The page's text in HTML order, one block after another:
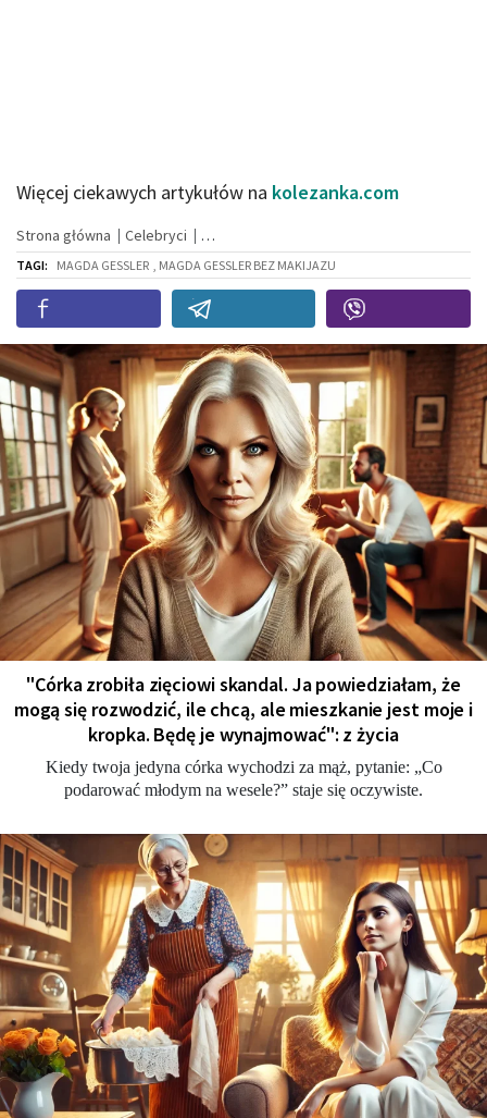
Więcej ciekawych artykułów na kolezanka.com
Strona główna Celebryci
TAGI: MAGDA GESSLER , MAGDA GESSLER BEZ MAKIJAZU
"Córka zrobiła zięciowi skandal. Ja powiedziałam, że
mogą się rozwodzić, ile chcą, ale mieszkanie jest moje i
kropka. Będę je wynajmować": z życia
Kiedy twoja jedyna córka wychodzi za mąż, pytanie: „Co
podarować młodym na wesele?” staje się oczywiste.